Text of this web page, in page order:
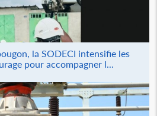
la SODECI intensifie les
pour accompagner l...